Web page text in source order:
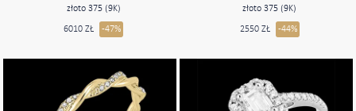
złoto 375 (9K)
6010 ZŁ -47%
złoto 375 (9K)
2550 ZŁ -44%